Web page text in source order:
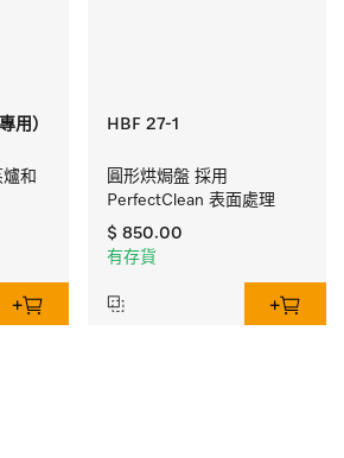
用）
和
HBF 27-1
圓形烘焗盤 採用
PerfectClean 表面處理
$ 850.00
有存貨